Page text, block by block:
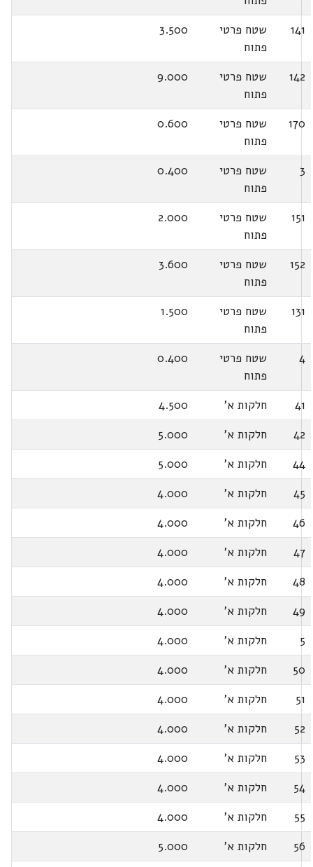
141
שטח פרטי
פתוח
3.500
142
שטח פרטי
פתוח
9.000
170
שטח פרטי
פתוח
0.600
3
שטח פרטי
פתוח
0.400
151
שטח פרטי
פתוח
2.000
152
שטח פרטי
פתוח
3.600
131
שטח פרטי
פתוח
1.500
4
שטח פרטי
פתוח
0.400
41 חלקות א'
4.500
42
חלקות א'
5.000
44
חלקות א'
5.000
45
חלקות א'
4.000
46
חלקות א'
4.000
47
חלקות א'
4.000
48
חלקות א'
4.000
49
חלקות א'
4.000
5
חלקות א'
4.000
50
חלקות א'
4.000
51
חלקות א'
4.000
52
חלקות א'
4.000
53
חלקות א'
4.000
54
חלקות א'
4.000
55
חלקות א'
4.000
56
חלקות א'
5.000